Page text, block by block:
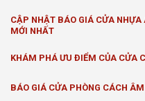
CẬP NHẬT BÁO GIÁ CỬA NHỰA
MỚI NHẤT
KHÁM PHÁ ƯU ĐIỂM CỦA CỬA
BÁO GIÁ CỬA PHÒNG CÁCH